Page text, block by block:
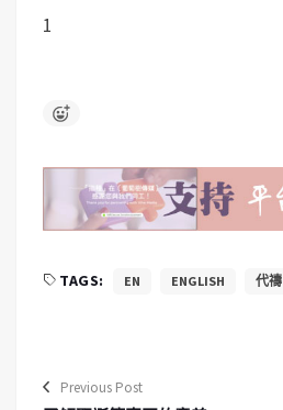
1
TAGS: EN ENGLISH 代禱
Previous Post